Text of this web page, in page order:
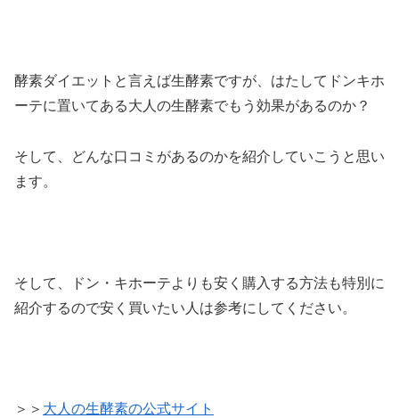
酵素ダイエットと言えば生酵素ですが、はたしてドンキホ
ーテに置いてある大人の生酵素でもう効果があるのか？
そして、どんな口コミがあるのかを紹介していこうと思い
ます。
そして、ドン・キホーテよりも安く購入する方法も特別に
紹介するので安く買いたい人は参考にしてください。
＞＞ 大人の生酵素の公式サイト